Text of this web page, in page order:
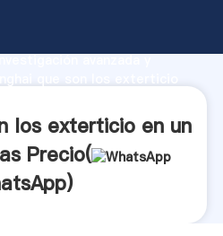
avanzada y
clientes.
los exterticio en un
Precio(
)